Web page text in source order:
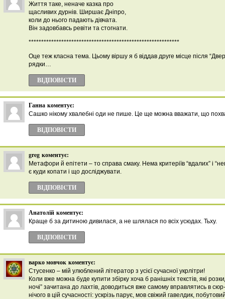
Життя таке, неначе казка про
щасливих дурнів. Ширшає Дніпро,
коли до нього падають дівчата.
Він задовбавсь ревіти та стогнати.
************************************************************
Оце теж класна тема. Цьому віршу я б віддав друге місце після
рядки…
ВІДПОВІCТИ
Ганна коментує:
Сашко нiкому хвалебнi оди не пише. Це ще можна вважати, що
ВІДПОВІCТИ
greg коментує:
Метафори й епітети – то справа смаку. Нема критеріїв “вдалих” і
є куди копати і що досліджувати.
ВІДПОВІCТИ
Анатолій коментує:
Краще б за дитиною дивилася, а не шлялася по всіх усюдах. Тьху.
ВІДПОВІCТИ
варко мовчок коментує:
Стусенко – мій улюблений літератор з усієї сучасної укрлітри!
Коли вже можна буде купити збірку хоча б ранішніх текстів, які
ночі” зачитана до лахтів, доводиться вже самому вправлятись в
нічого в цій сучасності: ускрізь парує, мов свіжий гавелдик,